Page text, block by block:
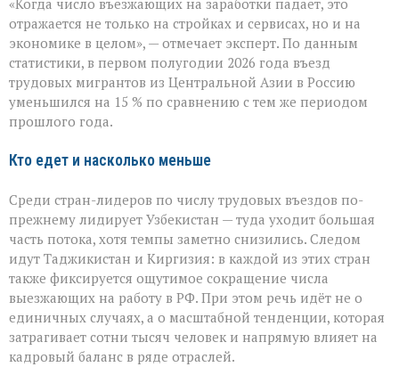
труда
чувствует
перемену»:
поток
трудовых
мигрантов
в
РФ
«Когда число въезжающих на заработки падает, это
отражается не только на стройках и сервисах, но и на
экономике в целом», — отмечает эксперт. По данным
статистики, в первом полугодии 2026 года въезд
трудовых мигрантов из Центральной Азии в Россию
уменьшился на 15 % по сравнению с тем же периодом
прошлого года.
Кто едет и насколько меньше
Среди стран-лидеров по числу трудовых въездов по-
прежнему лидирует Узбекистан — туда уходит большая
часть потока, хотя темпы заметно снизились. Следом
идут Таджикистан и Киргизия: в каждой из этих стран
также фиксируется ощутимое сокращение числа
выезжающих на работу в РФ. При этом речь идёт не о
единичных случаях, а о масштабной тенденции, которая
затрагивает сотни тысяч человек и напрямую влияет на
кадровый баланс в ряде отраслей.